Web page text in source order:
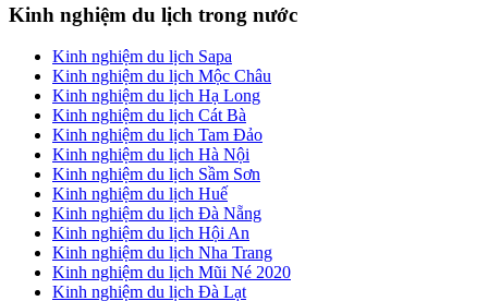
Primary
Sidebar
Kinh nghiệm du lịch trong nước
Kinh nghiệm du lịch Sapa
Kinh nghiệm du lịch Mộc Châu
Kinh nghiệm du lịch Hạ Long
Kinh nghiệm du lịch Cát Bà
Kinh nghiệm du lịch Tam Đảo
Kinh nghiệm du lịch Hà Nội
Kinh nghiệm du lịch Sầm Sơn
Kinh nghiệm du lịch Huế
Kinh nghiệm du lịch Đà Nẵng
Kinh nghiệm du lịch Hội An
Kinh nghiệm du lịch Nha Trang
Kinh nghiệm du lịch Mũi Né 2020
Kinh nghiệm du lịch Đà Lạt